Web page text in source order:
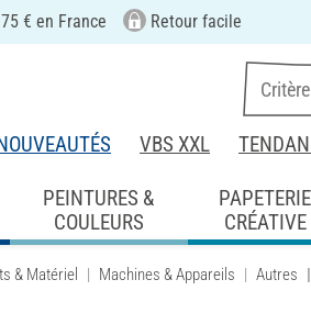
€ en France Retour facile
VBS XXL
PEINTURES &
COULEURS
PAPETERIE
CRÉATIVE
& Matériel Machines & Appareils Autres